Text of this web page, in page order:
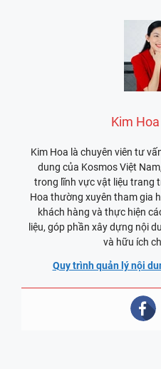
Kim
Kim Hoa là chuyên viên tư
dung của Kosmos Việt
trong lĩnh vực vật liệu trang
Hoa thường xuyên tham gia
khách hàng và thực hiện
liệu, góp phần xây dựng nội
và hữu ích
Quy trình quản lý nội